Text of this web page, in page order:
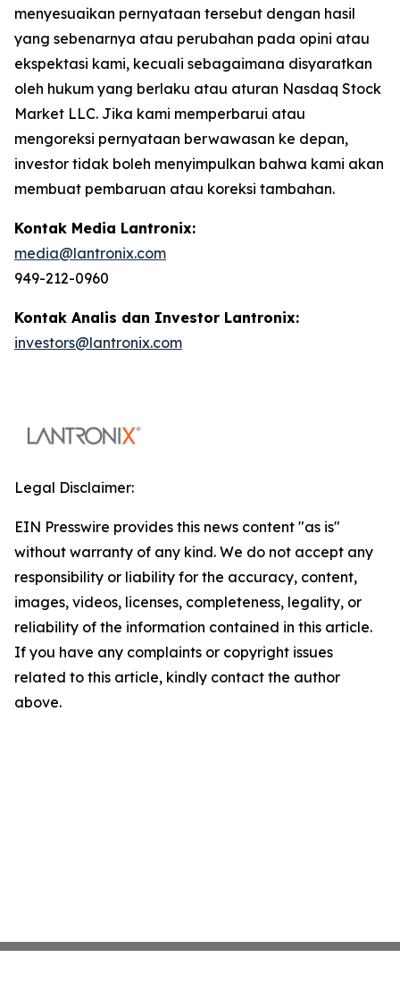
menyesuaikan pernyataan tersebut dengan hasil
yang sebenarnya atau perubahan pada opini atau
ekspektasi kami, kecuali sebagaimana disyaratkan
oleh hukum yang berlaku atau aturan Nasdaq Stock
Market LLC. Jika kami memperbarui atau
mengoreksi pernyataan berwawasan ke depan,
investor tidak boleh menyimpulkan bahwa kami akan
membuat pembaruan atau koreksi tambahan.
Kontak Media Lantronix:
media@lantronix.com
949-212-0960
Kontak Analis dan Investor Lantronix:
investors@lantronix.com
Legal Disclaimer:
EIN Presswire provides this news content "as is"
without warranty of any kind. We do not accept any
responsibility or liability for the accuracy, content,
images, videos, licenses, completeness, legality, or
reliability of the information contained in this article.
If you have any complaints or copyright issues
related to this article, kindly contact the author
above.